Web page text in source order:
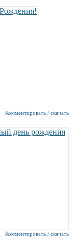
Комментировать / скачать
Комментировать / скачать